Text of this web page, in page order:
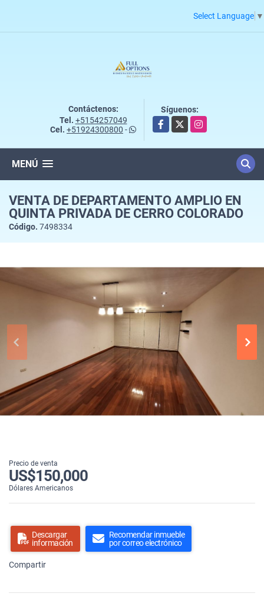
Select Language ▼
Contáctenos:
Tel. +5154257049
Cel. +51924300800 -
Síguenos:
Facebook
X Instagram
MENÚ
VENTA DE DEPARTAMENTO AMPLIO EN
QUINTA PRIVADA DE CERRO COLORADO
Código. 7498334
Precio de venta
US$150,000
Dólares Americanos
Descargar
información
Recomendar inmueble
por correo electrónico
Compartir